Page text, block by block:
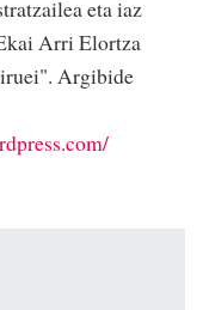
eta iaz
Arri Elortza
Argibide